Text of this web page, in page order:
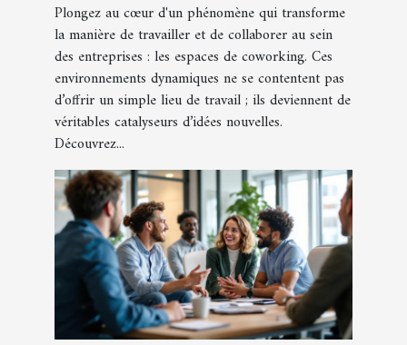
Plongez au cœur d'un phénomène qui transforme
la manière de travailler et de collaborer au sein
des entreprises : les espaces de coworking. Ces
environnements dynamiques ne se contentent pas
d’offrir un simple lieu de travail ; ils deviennent de
véritables catalyseurs d’idées nouvelles.
Découvrez...